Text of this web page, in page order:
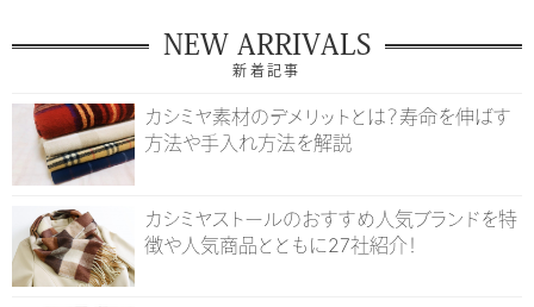
NEW ARRIVALS
新着記事
カシミヤ素材のデメリットとは？寿命を伸ばす
方法や手入れ方法を解説
カシミヤストールのおすすめ人気ブランドを特
徴や人気商品とともに27社紹介！